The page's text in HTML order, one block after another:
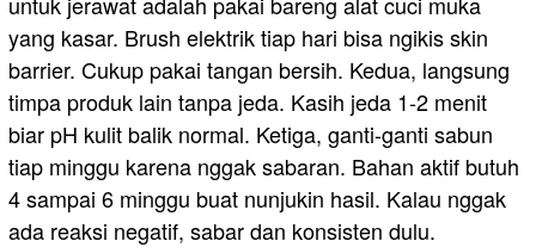
yang kasar. Brush elektrik tiap hari bisa ngikis skin
barrier. Cukup pakai tangan bersih. Kedua, langsung
timpa produk lain tanpa jeda. Kasih jeda 1-2 menit
biar pH kulit balik normal. Ketiga, ganti-ganti sabun
tiap minggu karena nggak sabaran. Bahan aktif butuh
4 sampai 6 minggu buat nunjukin hasil. Kalau nggak
ada reaksi negatif, sabar dan konsisten dulu.